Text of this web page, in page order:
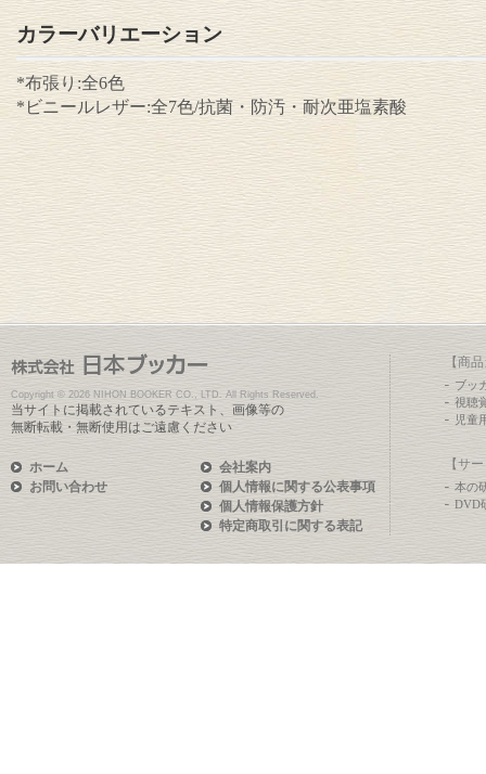
カラーバリエーション
*布張り:全6色
*ビニールレザー:全7色/抗菌・防汚・耐次亜塩素酸
Copyright © 2026 NIHON BOOKER CO., LTD. All Rights Reserved.
当サイトに掲載されているテキスト、画像等の
無断転載・無断使用はご遠慮ください
ホーム
お問い合わせ
会社案内
個人情報に関する公表事項
個人情報保護方針
特定商取引に関する表記
【商
ブッ
視聴
児童
【サ
本の
DVD